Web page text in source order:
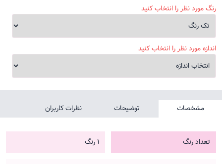
رنگ مورد نظر را انتخاب کنید
اندازه مورد نظر را انتخاب کنید
مشخصات توضیحات نظرات کاربران
تعداد رنگ 1 رنگ